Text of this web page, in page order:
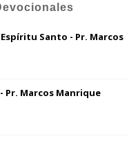
Santo - Pr. Marcos
Pr. Marcos Manrique